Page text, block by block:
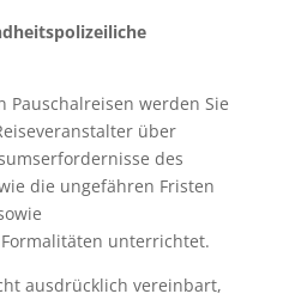
Pauschalreisen werden Sie
über
des
die ungefähren Fristen
unterrichtet.
ausdrücklich vereinbart,